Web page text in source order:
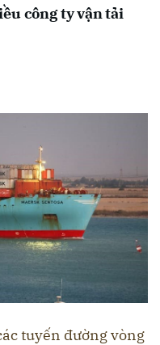
công ty vận tải
tuyến đường vòng